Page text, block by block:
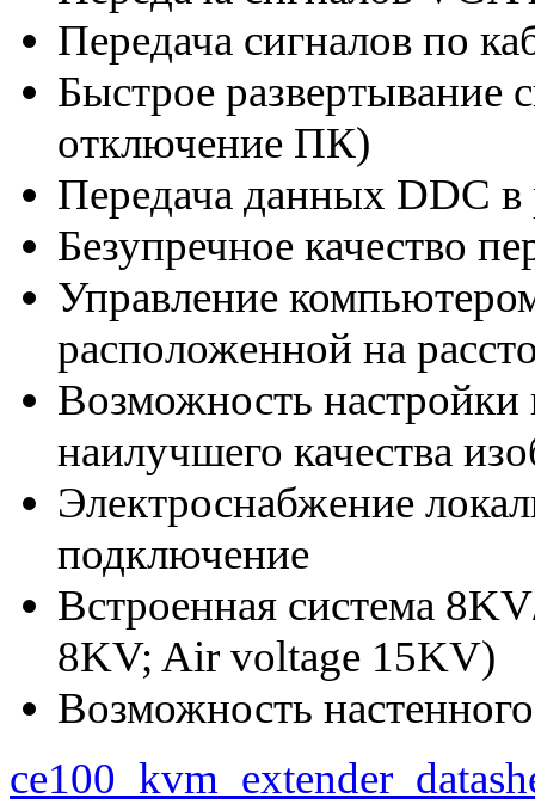
Передача сигналов по
Быстрое развертывание
отключение ПК)
Передача данных DDC
Безупречное качество
Управление
расположенной на
Возможность настройки
наилучшего качества
Электроснабжение
подключение
Встроенная система
8KV; Air voltage 15KV)
Возможность